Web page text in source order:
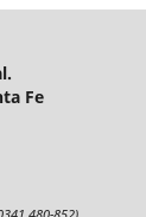
Fe